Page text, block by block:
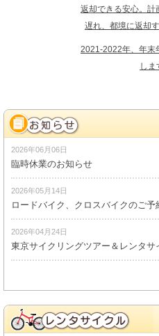
返却できる安心。計
遅れ、都境に返却
2021-2022年、年末
しま
2026年06月06日
臨時休業のお知らせ
2026年05月14日
ロードバイク、クロスバイクのご
2026年04月24日
東京サイクリングツアー＆レンタ